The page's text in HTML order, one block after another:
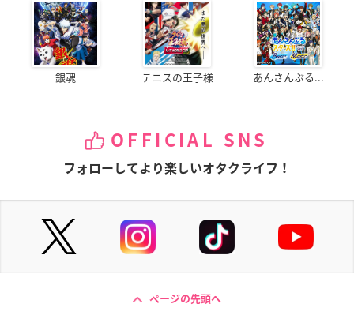
銀魂 テニスの王子様 あんさんぶる...
OFFICIAL SNS
フォローしてより楽しいオタクライフ！
ページの先頭へ